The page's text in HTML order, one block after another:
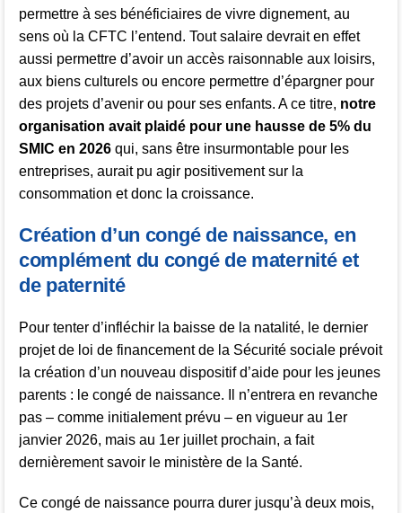
permettre à ses bénéficiaires de vivre dignement, au
sens où la CFTC l’entend. Tout salaire devrait en effet
aussi permettre d’avoir un accès raisonnable aux loisirs,
aux biens culturels ou encore permettre d’épargner pour
des projets d’avenir ou pour ses enfants. A ce titre, notre
organisation avait plaidé pour une hausse de 5% du
SMIC en 2026 qui, sans être insurmontable pour les
entreprises, aurait pu agir positivement sur la
consommation et donc la croissance.
Création d’un congé de naissance, en
complément du congé de maternité et
de paternité
Pour tenter d’infléchir la baisse de la natalité, le dernier
projet de loi de financement de la Sécurité sociale prévoit
la création d’un nouveau dispositif d’aide pour les jeunes
parents : le congé de naissance. Il n’entrera en revanche
pas – comme initialement prévu – en vigueur au 1er
janvier 2026, mais au 1er juillet prochain, a fait
dernièrement savoir le ministère de la Santé.
Ce congé de naissance pourra durer jusqu’à deux mois,